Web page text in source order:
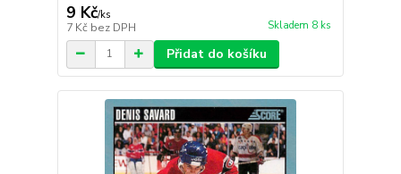
9 Kč/ks
7 Kč bez DPH Skladem 8 ks
Přidat do košíku